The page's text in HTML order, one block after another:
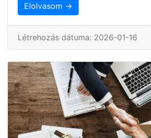
Elolvasom →
Létrehozás dátuma: 2026-01-16